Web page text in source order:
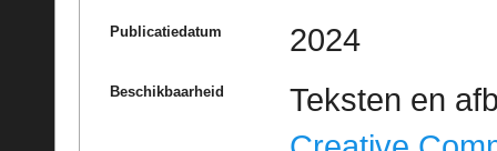
Publicatiedatum 2024
Beschikbaarheid
Teksten en